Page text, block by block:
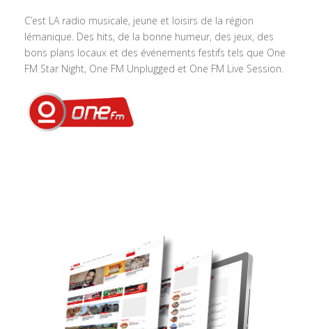
C’est LA radio musicale, jeune et loisirs de la région
lémanique. Des hits, de la bonne humeur, des jeux, des
bons plans locaux et des événements festifs tels que One
FM Star Night, One FM Unplugged et One FM Live Session.